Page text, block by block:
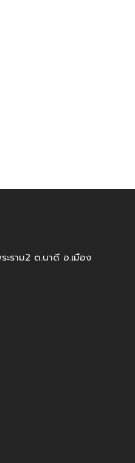
ราม2 ต.นาดี อ.เมือง